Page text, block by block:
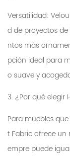
Versatilidad:
d de proyectos
ntos más
pción ideal para
o suave y
3. ¿Por qué elegir
Para muebles
t Fabric ofrece un
empre puede